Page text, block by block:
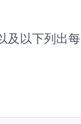
及以下列出每